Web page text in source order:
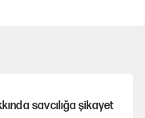
savcılığa şikayet